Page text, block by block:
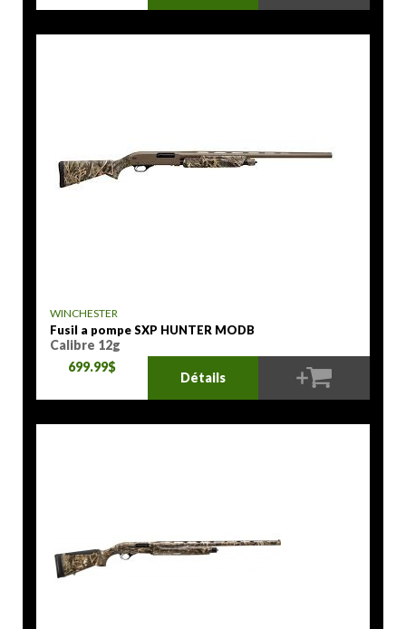
WINCHESTER
Fusil a pompe SXP HUNTER MODB
Calibre 12g
699.99$
Détails